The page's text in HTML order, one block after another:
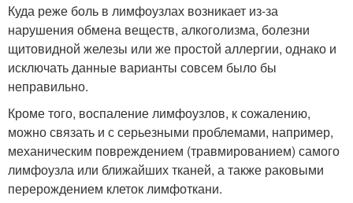
Куда реже боль в лимфоузлах возникает из-за
нарушения обмена веществ, алкоголизма, болезни
щитовидной железы или же простой аллергии, однако и
исключать данные варианты совсем было бы
неправильно.
Кроме того, воспаление лимфоузлов, к сожалению,
можно связать и с серьезными проблемами, например,
механическим повреждением (травмированием) самого
лимфоузла или ближайших тканей, а также раковыми
перерождением клеток лимфоткани.